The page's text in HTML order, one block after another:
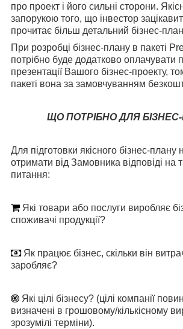
про проект і його сильні сторони.
запорукою того, що інвестор
прочитає більш детальний бізнес-
При розробці бізнес-плану в пакеті
потрібно буде додатково оплачувати
презентації Вашого бізнес-проекту,
пакеті вона за замовчуванням
ЩО ПОТРІБНО ДЛЯ
Для підготовки якісного бізнес-плану
отримати від Замовника відповіді на
питання:
Які товари або послуги виробляє
споживачі продукції?
Як працює бізнес, скільки він
заробляє?
Які цілі бізнесу? (цілі компанії
визначені в грошовому/кількісному
зрозумілі терміни).